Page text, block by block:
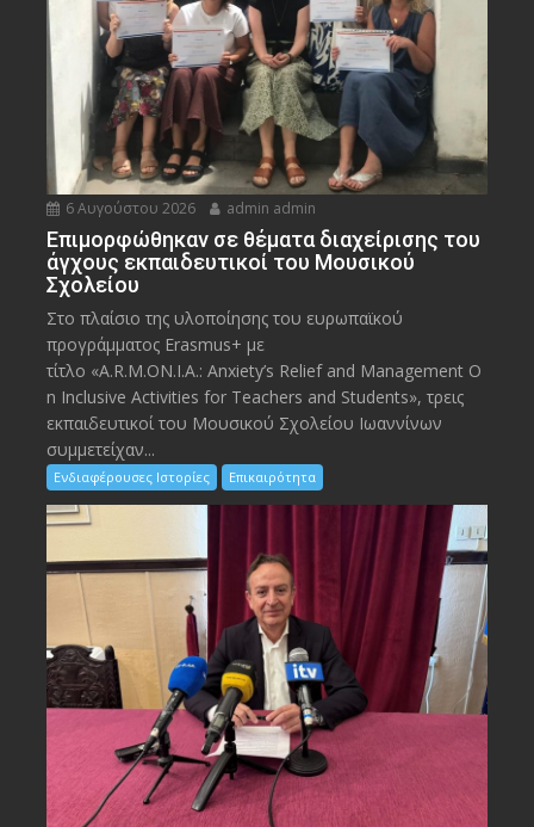
6 Αυγούστου 2026 admin admin
Eπιμορφώθηκαν σε θέματα διαχείρισης του
άγχους εκπαιδευτικοί του Μουσικού
Σχολείου
Στο πλαίσιο της υλοποίησης του ευρωπαϊκού
προγράμματος Erasmus+ με
τίτλο «A.R.M.ON.I.A.: Anxiety’s Relief and Management O
n Inclusive Activities for Teachers and Students», τρεις
εκπαιδευτικοί του Μουσικού Σχολείου Ιωαννίνων
συμμετείχαν...
Ενδιαφέρουσες Ιστορίες Επικαιρότητα